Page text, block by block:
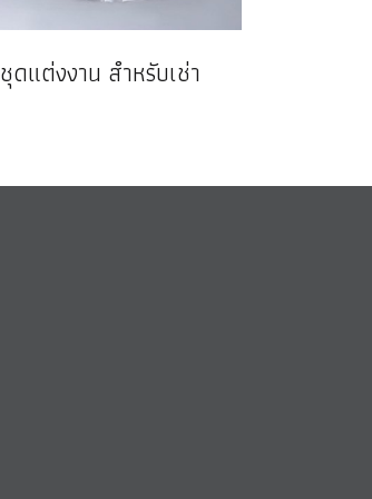
ชุดแต่งงาน สำหรับเช่า